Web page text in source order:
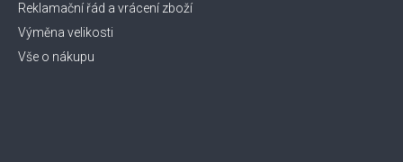
Reklamační řád a vrácení zboží
Výměna velikosti
Vše o nákupu